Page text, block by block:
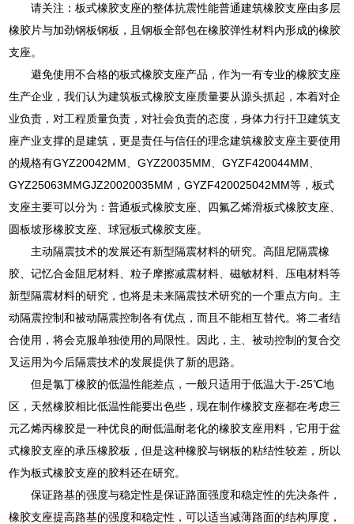
请关注：板式橡胶支座的整体抗震性能普通建筑橡胶支座由多层
橡胶片与加劲钢板钢板，且钢板全部包在橡胶弹性材料内形成的橡胶
支座。
避免使用不合格的板式橡胶支座产品，作为一有专业的橡胶支座
生产企业，我们认为建筑板式橡胶支座质量要从源头抓起，本着对企
业负责，对工程质量负责，对社会负责的态度，身体力行扞卫建筑支
座产业支撑的是建筑，更是责任与信任的理念建筑橡胶支座主要使用
的规格有GYZ20042MM、GYZ20035MM、GYZF420044MM、
GYZ25063MMGJZ20020035MM，GYZF420025042MM等，板式
支座主要可以分为：普通板式橡胶支座、四氟乙烯滑板式橡胶支座、
圆板坡形橡胶支座、球冠板式橡胶支座。
主动隔震技术的发展还有新型隔震材料的研究。高阻尼隔震橡
胶、记忆合金阻尼材料、粒子摩擦减震材料、磁敏材料、压电材料等
新型隔震材料的研究，也将是未来隔震技术研究的一个重点方向。主
动隔震控制和被动隔震控制各有优点，而且不能相互替代。将二者结
合使用，将会克服单独使用的局限性。因此，主、被动控制的复合交
叉运用为今后隔震技术的发展提供了新的思路。
但是氯丁橡胶的低温性能差点，一般只适用于低温大于-25℃地
区，天然橡胶相比低温性能要出色些，现在制作橡胶支座都在考虑三
元乙烯丙橡胶是一种优良的耐低温耐老化的橡胶支座用料，它用于盆
式橡胶支座的承压橡胶板，但是这种橡胶与钢板的粘结性较差，所以
作为板式橡胶支座的胶料还在研究。
保证路基的强度与稳定性是保证路面强度和稳定性的先决条件，
橡胶支座提高路基的强度和稳定性，可以适当减薄路面的结构厚度，